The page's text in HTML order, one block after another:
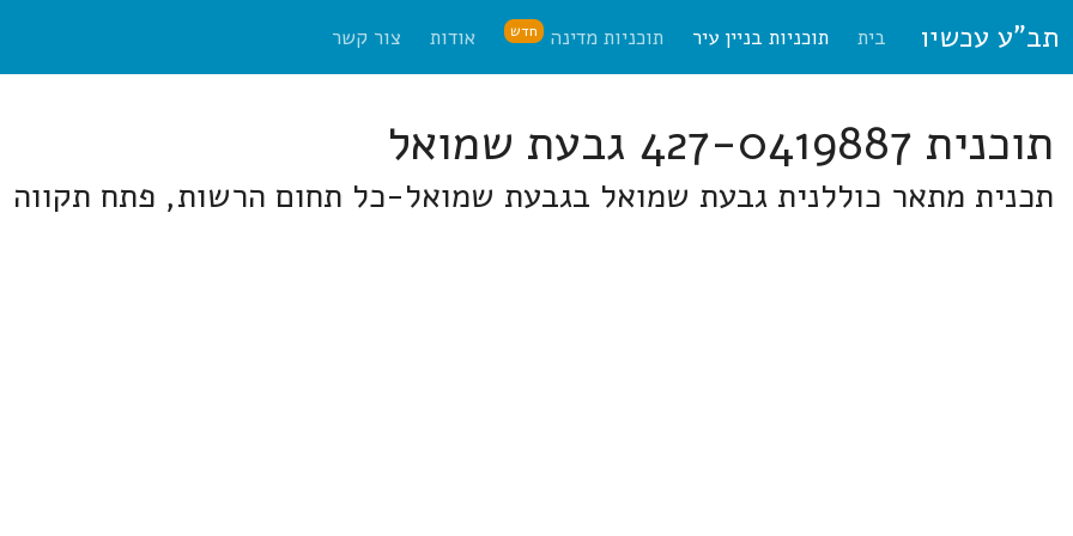
תב"ע עכשיו בית תוכניות בניין עיר תוכניות מדינה חדש אודות צור קשר
תוכנית 427-0419887 גבעת שמואל
תכנית מתאר כוללנית גבעת שמואל בגבעת שמואל-כל תחום הרשות, פתח תקווה